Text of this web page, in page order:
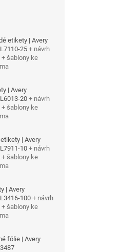
etikety | Avery
25 + návrh
šablony ke
| Avery
20 + návrh
šablony ke
| Avery
10 + návrh
šablony ke
| Avery
100+ návrh
šablony ke
fólie | Avery